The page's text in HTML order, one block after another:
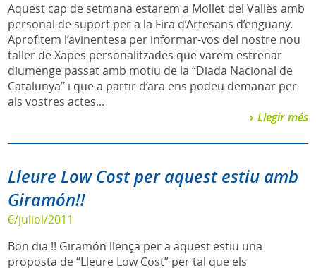
Aquest cap de setmana estarem a Mollet del Vallès amb
personal de suport per a la Fira d’Artesans d’enguany.
Aprofitem l’avinentesa per informar-vos del nostre nou
taller de Xapes personalitzades que varem estrenar
diumenge passat amb motiu de la “Diada Nacional de
Catalunya” i que a partir d’ara ens podeu demanar per
als vostres actes...
Llegir més
Lleure Low Cost per aquest estiu amb
Giramón!!
6/juliol/2011
Bon dia !! Giramón llença per a aquest estiu una
proposta de “Lleure Low Cost” per tal que els